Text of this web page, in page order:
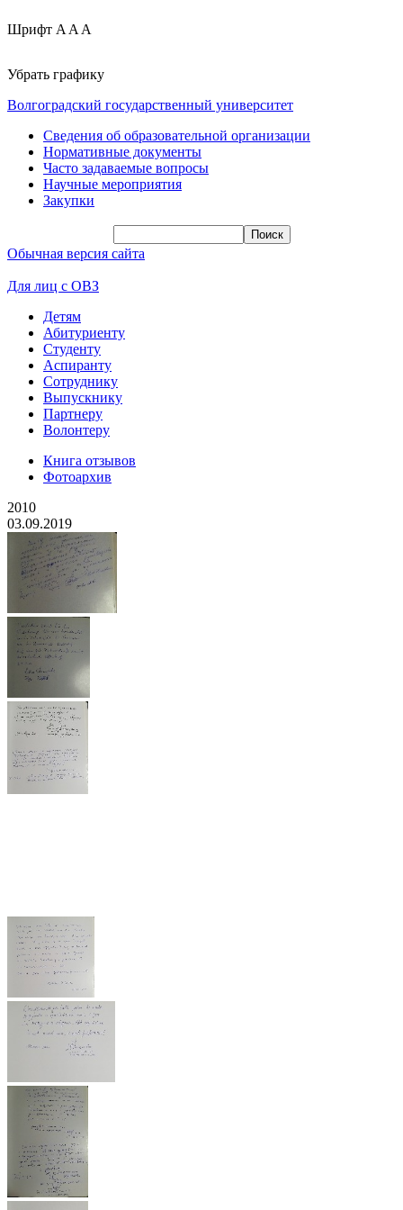
Шрифт A A A
Убрать графику
Волгоградский государственный университет
Сведения об образовательной организации
Нормативные документы
Часто задаваемые вопросы
Научные мероприятия
Закупки
Обычная версия сайта
Для лиц с ОВЗ
Детям
Абитуриенту
Студенту
Аспиранту
Сотруднику
Выпускнику
Партнеру
Волонтеру
Книга отзывов
Фотоархив
2010
03.09.2019